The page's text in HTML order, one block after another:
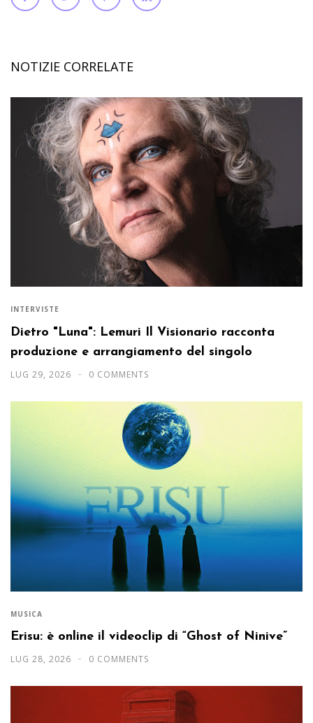
NOTIZIE CORRELATE
INTERVISTE
Dietro "Luna": Lemuri Il Visionario racconta
produzione e arrangiamento del singolo
LUG 29, 2026 0 COMMENTS
MUSICA
Erisu: è online il videoclip di “Ghost of Ninive”
LUG 28, 2026 0 COMMENTS